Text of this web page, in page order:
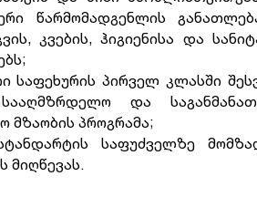
წარმომადგენლის
კვების, ჰიგიენისა და
პირველ კლასში
და
პროგრამა;
საფუძველზე
მიღწევას.